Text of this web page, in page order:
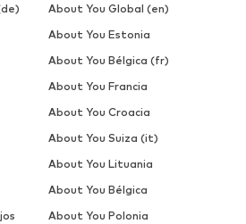
About You Global (en)
About You Estonia
About You Bélgica (fr)
About You Francia
About You Croacia
About You Suiza (it)
About You Lituania
About You Bélgica
About You Polonia